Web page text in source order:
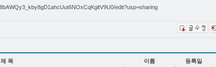
edit?usp=sharing
제 목 이름 등록일